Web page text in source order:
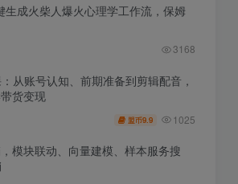
生成火柴人爆火心理学工作流，保姆
3168
从账号认知、前期准备到剪辑配音，
货变现
盟币9.9 1025
模块联动、向量建模、样本服务搜